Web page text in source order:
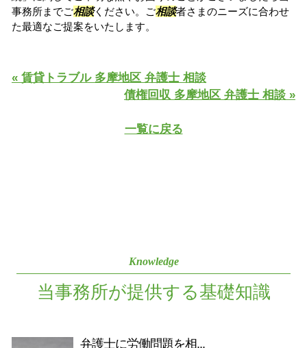
事務所までご相談ください。ご相談者さまのニーズに合わせ
た最適なご提案をいたします。
« 賃貸トラブル 多摩地区 弁護士 相談
債権回収 多摩地区 弁護士 相談 »
一覧に戻る
Knowledge
当事務所が提供する基礎知識
弁護士に労働問題を相...